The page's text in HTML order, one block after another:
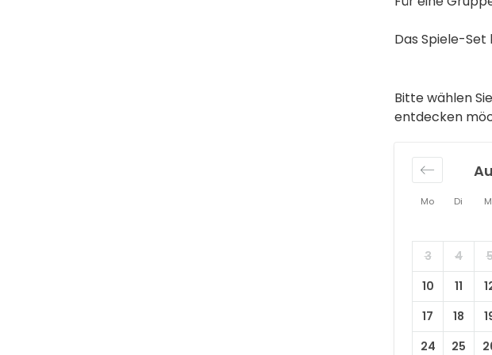
Das Spiele-
Bitte wählen
entdecken
Mo Di
3
4
10
11
17
18
24
25